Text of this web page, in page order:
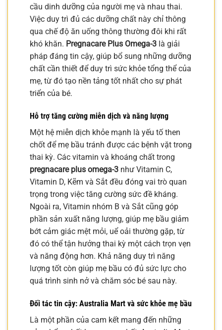
cầu dinh dưỡng của người mẹ và nhau thai.
Việc duy trì đủ các dưỡng chất này chỉ thông
qua chế độ ăn uống thông thường đôi khi rất
khó khăn. Pregnacare Plus Omega-3 là giải
pháp đáng tin cậy, giúp bổ sung những dưỡng
chất cần thiết để duy trì sức khỏe tổng thể của
mẹ, từ đó tạo nền tảng tốt nhất cho sự phát
triển của bé.
Hỗ trợ tăng cường miễn dịch và năng lượng
Một hệ miễn dịch khỏe mạnh là yếu tố then
chốt để mẹ bầu tránh được các bệnh vặt trong
thai kỳ. Các vitamin và khoáng chất trong
pregnacare plus omega-3 như Vitamin C,
Vitamin D, Kẽm và Sắt đều đóng vai trò quan
trọng trong việc tăng cường sức đề kháng.
Ngoài ra, Vitamin nhóm B và Sắt cũng góp
phần sản xuất năng lượng, giúp mẹ bầu giảm
bớt cảm giác mệt mỏi, uể oải thường gặp, từ
đó có thể tận hưởng thai kỳ một cách trọn vẹn
và năng động hơn. Khả năng duy trì năng
lượng tốt còn giúp mẹ bầu có đủ sức lực cho
quá trình sinh nở và chăm sóc bé sau này.
Đối tác tin cậy: Australia Mart và sức khỏe mẹ bầu
Là một phần của cam kết mang đến những